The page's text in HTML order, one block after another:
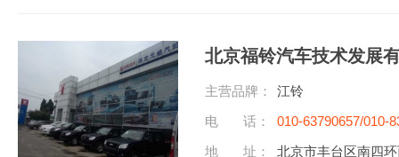
北京福铃汽车技术发展
主营品牌：
江铃
电 话：
010-63790657/010-
地 址：
北京市丰台区南四